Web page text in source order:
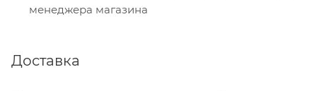
менеджера магазина
Доставка